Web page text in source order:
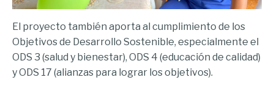
El proyecto también aporta al cumplimiento de los
Objetivos de Desarrollo Sostenible, especialmente el
ODS 3 (salud y bienestar), ODS 4 (educación de calidad)
y ODS 17 (alianzas para lograr los objetivos).